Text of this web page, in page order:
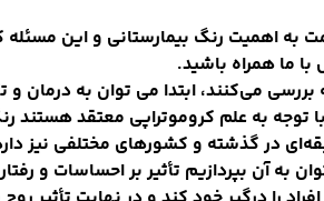
به اهمیت رنگ بیمارستانی و این مسئله
با ما همراه باشید.
بررسی میکنند، ابتدا می توان به درمان و
توجه به علم کروموتراپی معتقد هستند
ای در گذشته و کشورهای مختلفی نیز
آن بپردازیم تأثیر بر احساسات و رفتار